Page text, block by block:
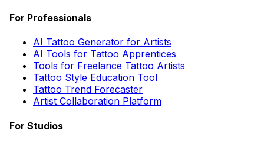
For Professionals
AI Tattoo Generator for Artists
AI Tools for Tattoo Apprentices
Tools for Freelance Tattoo Artists
Tattoo Style Education Tool
Tattoo Trend Forecaster
Artist Collaboration Platform
For Studios